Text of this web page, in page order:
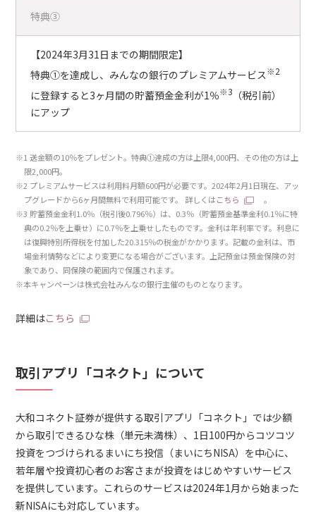
特典③
【2024年3月31日までの期間限定】
特典①を達成し、みんなの銀行のプレミアムサービス※2
に登録すると3ヶ月間の貯蓄預金金利が1％※3 （税引前）
にアップ
※1 送金額の10％をプレゼント。特典①達成の方は上限4,000円、その他の方は上
限2,000円。
※2 プレミアムサービスは利用料月額600円が必要です。2024年2月1日現在、アッ
プグレードから6ヶ月間無料で利用可能です。 詳しくはこちら
。
※3 貯蓄預金金利1.0％（税引後0.796％）は、0.3％（貯蓄預金基準金利0.1％に特
典の0.2％を上乗せ）に0.7％を上乗せしたものです。金利は年利率です。利息に
は復興特別所得税を付加した20.315％の税金がかかります。記載の金利は、市
場金利情勢などにより変更になる場合がございます。​上記預金は預金保険の対
象であり、同保険の範囲内で保護されます。
※本キャンペーンは株式会社みんなの銀行主催のものとなります。
詳細はこちら
取引アプリ「コネクト」について
大和コネクト証券が提供する取引アプリ「コネクト」では少額
から取引できるひな株（単元未満株）、1日100円からコツコツ
投資をつづけられるまいにち投信（まいにちNISA）を中心に、
若年層や投資初心者のお客さまが投資をはじめやすいサービス
を提供しています。これらのサービスは2024年1月から始まった
新NISAにも対応しています。